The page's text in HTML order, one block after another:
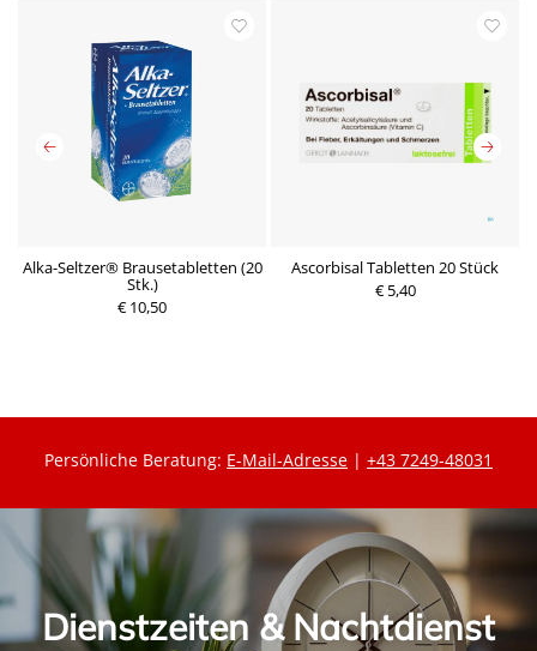
Alka-Seltzer® Brausetabletten (20
Stk.)
€ 10,50
Ascorbisal Tabletten 20 Stück
€ 5,40
Persönliche Beratung: E-Mail-Adresse | +43 7249-48031
Dienstzeiten & Nachtdienst